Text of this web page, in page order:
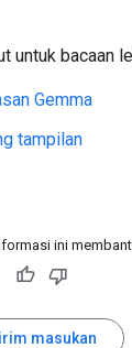
untuk bacaan
Gemma
tampilan
ini
masukan